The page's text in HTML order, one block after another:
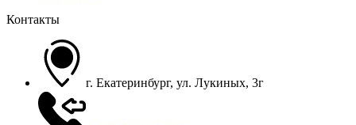
Контакты
г. Екатеринбург, ул. Лукиных, 3г